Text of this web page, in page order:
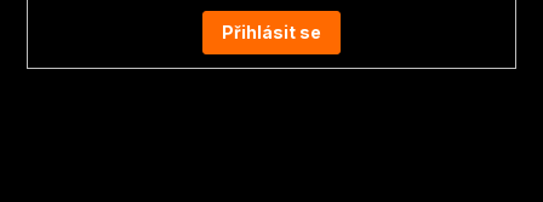
Přihlásit se